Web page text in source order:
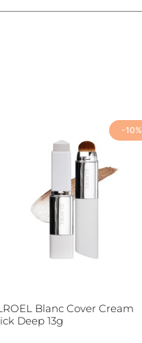
-10%
Blanc Cover Cream
Deep 13g